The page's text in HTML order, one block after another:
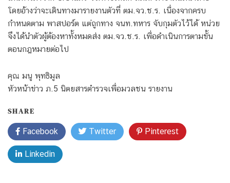
โดยอ้างว่าจะเดินทางมารายงานตัวที่ ตม.จว.ช.ร. เนื่องจากครบ
กำหนดตาม พาสปอร์ต แต่ถูกทาง จนท.ทหาร จับกุมตัวไว้ได้ หน่วย
จึงได้นำตัวผู้ต้องหาทั้งหมดส่ง ตม.จว.ช.ร. เพื่อดำเนินการตามขั้น
ตอนกฎหมายต่อไป
คุณ มนู พุทธิมูล
หัวหน้าข่าว ภ.5 นิตยสารตำรวจเพื่อมวลชน รายงาน
SHARE
Facebook Twitter Pinterest
Linkedin